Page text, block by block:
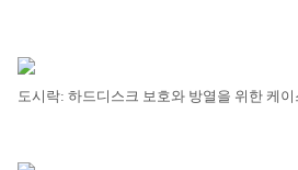
도시락: 하드디스크 보호와 방열을 위한 케이